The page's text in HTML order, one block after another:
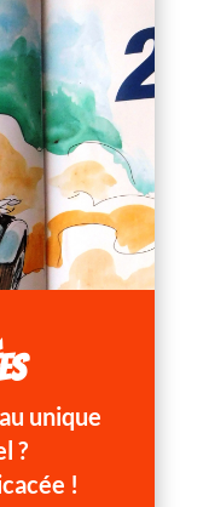
unique
?
!